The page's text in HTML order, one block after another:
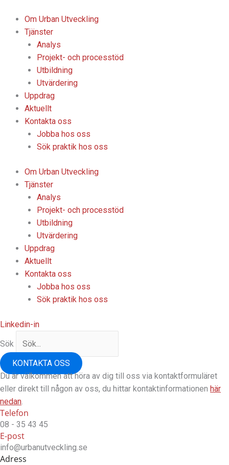
innehåll
Om Urban Utveckling
Tjänster
Analys
Projekt- och processtöd
Utbildning
Utvärdering
Uppdrag
Aktuellt
Kontakta oss
Jobba hos oss
Sök praktik hos oss
Om Urban Utveckling
Tjänster
Analys
Projekt- och processtöd
Utbildning
Utvärdering
Uppdrag
Aktuellt
Kontakta oss
Jobba hos oss
Sök praktik hos oss
Linkedin-in
Sök
KONTAKTA OSS
Du är välkommen att höra av dig till oss via kontaktformuläret
eller direkt till någon av oss, du hittar kontaktinformationen här
nedan.
Telefon
08 - 35 43 45
E-post
info@urbanutveckling.se
Adress